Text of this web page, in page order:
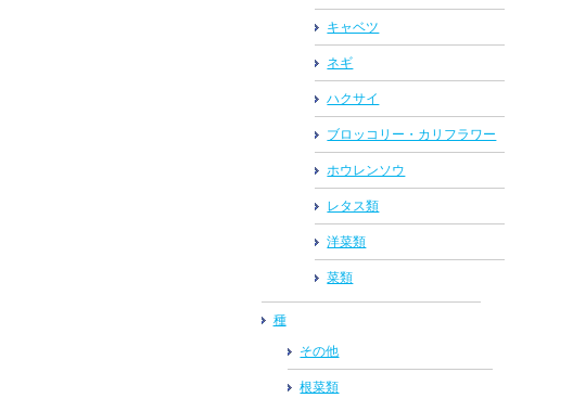
キャベツ
ネギ
ハクサイ
ブロッコリー・カリフラワー
ホウレンソウ
レタス類
洋菜類
菜類
種
その他
根菜類